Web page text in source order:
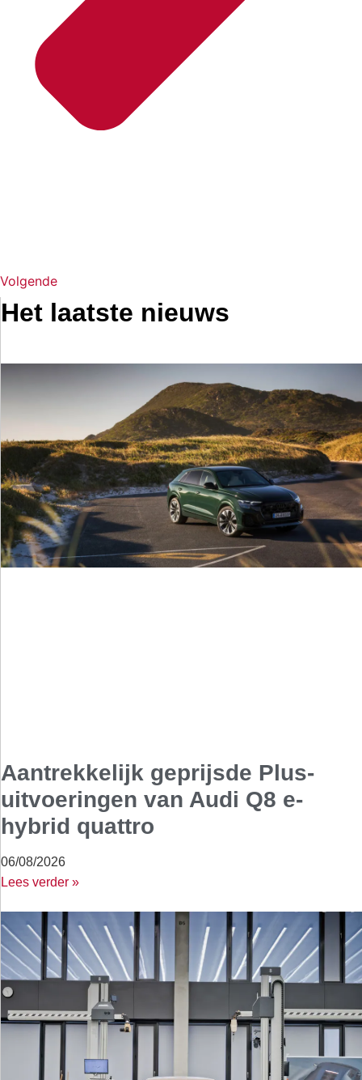
Volgende
Het laatste nieuws
Aantrekkelijk geprijsde Plus-
uitvoeringen van Audi Q8 e-
hybrid quattro
06/08/2026
Lees verder »